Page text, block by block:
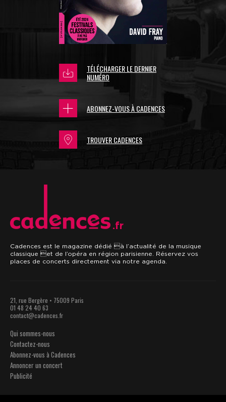
TÉLÉCHARGER LE DERNIER
NUMÉRO
ABONNEZ-VOUS À CADENCES
TROUVER CADENCES
.fr
Cadences est le magazine dédié à l’actualité de la musique
classique et de l’opéra en région parisienne. Réservez vos
places de concerts directement via notre agenda.
21, rue Bergère • 75009 Paris
01 48 24 40 63
contact@cadences.fr
Qui sommes-nous
Contactez-nous
Abonnez-vous à Cadences
Annoncer un concert
Publicité